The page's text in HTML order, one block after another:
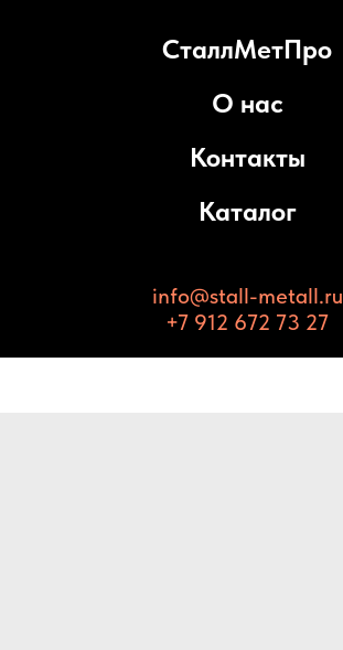
СталлМетПро
О нас
Контакты
Каталог
info@stall-metall.ru
+7 912 672 73 27